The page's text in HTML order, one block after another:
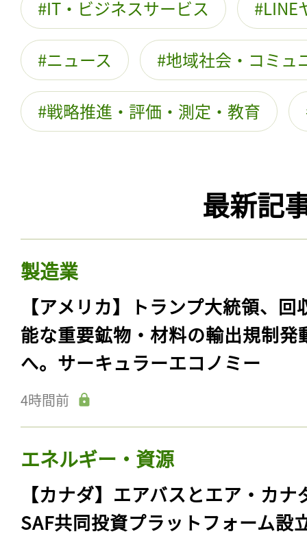
IT・ビジネスサービス LINE
ニュース 地域社会・コミュ
戦略推進・評価・測定・教育
最新記
製造業
【アメリカ】トランプ大統領、回
能な重要鉱物・材料の輸出規制発
へ。サーキュラーエコノミー
4時間前
エネルギー・資源
【カナダ】エアバスとエア・カナ
SAF共同投資プラットフォーム設